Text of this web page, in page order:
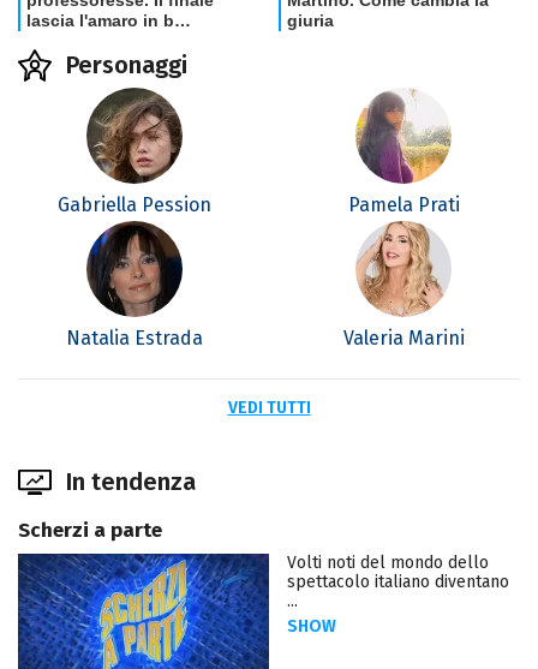
Personaggi
Gabriella Pession Pamela Prati
Natalia Estrada Valeria Marini
VEDI TUTTI
In tendenza
Scherzi a parte
Volti noti del mondo dello
spettacolo italiano diventano
...
SHOW